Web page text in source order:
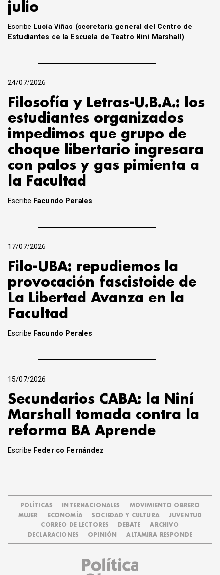
julio
Escribe Lucía Viñas (secretaria general del Centro de
Estudiantes de la Escuela de Teatro Nini Marshall)
24/07/2026
Filosofía y Letras-U.B.A.: los
estudiantes organizados
impedimos que grupo de
choque libertario ingresara
con palos y gas pimienta a
la Facultad
Escribe Facundo Perales
17/07/2026
Filo-UBA: repudiemos la
provocación fascistoide de
La Libertad Avanza en la
Facultad
Escribe Facundo Perales
15/07/2026
Secundarios CABA: la Niní
Marshall tomada contra la
reforma BA Aprende
Escribe Federico Fernández
POLÍTICAS INTERNACIONALES
MOVIMIENTO OBRERO
MUJER
ECONOMÍA SOCIEDAD Y CULTURA
JUVENTUD
CORREO DE LECTORES
DEBATE
ARCHIVO
DECLARACIONES
OPINIÓN ALTAMIRA RESPONDE